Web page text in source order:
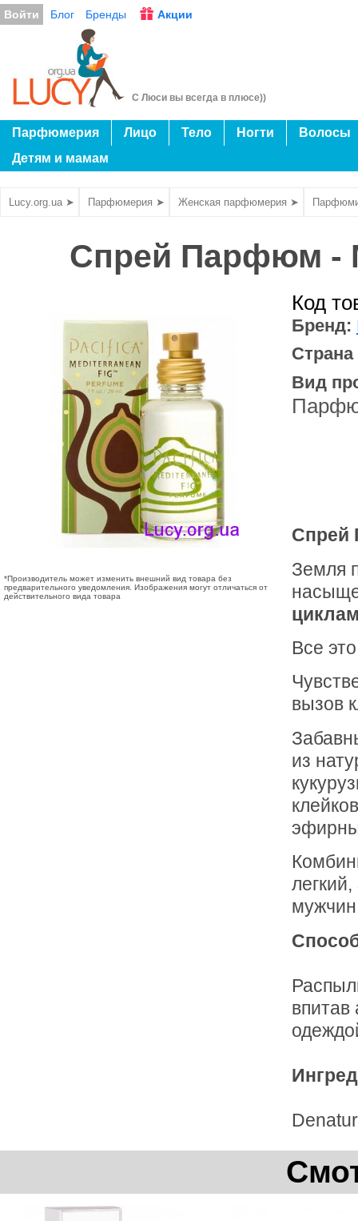
Войти Блог Бренды Акции
С Люси вы всегда в плюсе))
Парфюмерия Лицо Тело Ногти
Волосы
Детям и мамам
Lucy.org.ua ➤ Парфюмерия ➤ Женская парфюмерия ➤
Спрей Парфюм -
*Производитель может изменить внешний вид товара без
предварительного уведомления. Изображения могут отличаться от
действительного вида товара
Код
Бренд:
Вид
Спрей
Земля
Все
вызов
из
впитав